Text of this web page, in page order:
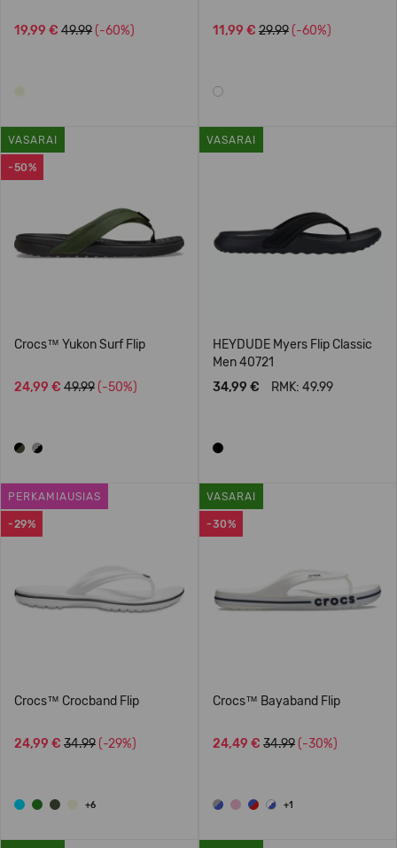
19,99 € 49.99 (-60%) 11,99 € 29.99 (-60%)
-50%
VASARAI
Crocs™ Yukon Surf Flip
24,99 € 49.99 (-50%)
VASARAI
HEYDUDE Myers Flip Classic
Men 40721
34,99 €
RMK: 49.99
-29%
PERKAMIAUSIAS
Crocs™ Crocband Flip
24,99 € 34.99 (-29%)
+6
-30%
VASARAI
Crocs™ Bayaband Flip
24,49 € 34.99 (-30%)
+1